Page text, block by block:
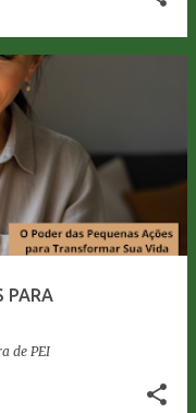
PARA
de PEI